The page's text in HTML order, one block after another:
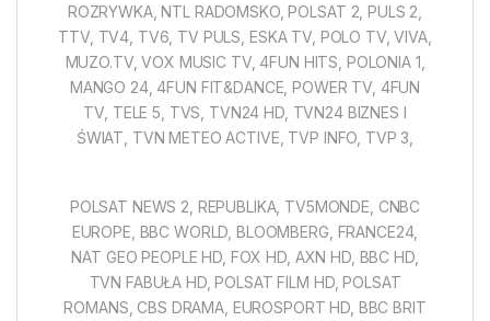
ROZRYWKA, NTL RADOMSKO, POLSAT 2, PULS 2,
TTV, TV4, TV6, TV PULS, ESKA TV, POLO TV, VIVA,
MUZO.TV, VOX MUSIC TV, 4FUN HITS, POLONIA 1,
MANGO 24, 4FUN FIT&DANCE, POWER TV, 4FUN
TV, TELE 5, TVS, TVN24 HD, TVN24 BIZNES I
ŚWIAT, TVN METEO ACTIVE, TVP INFO, TVP 3,
POLSAT NEWS 2, REPUBLIKA, TV5MONDE, CNBC
EUROPE, BBC WORLD, BLOOMBERG, FRANCE24,
NAT GEO PEOPLE HD, FOX HD, AXN HD, BBC HD,
TVN FABUŁA HD, POLSAT FILM HD, POLSAT
ROMANS, CBS DRAMA, EUROSPORT HD, BBC BRIT